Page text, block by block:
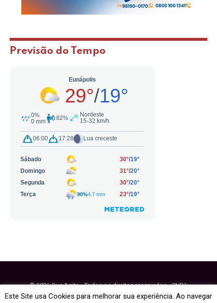
Previsão do Tempo
© 2026 Que Agito - Todos os direitos reservados - CNPJ:
64.884.270/0001-95
Este Site usa Cookies para melhorar sua experiência. Ao navegar